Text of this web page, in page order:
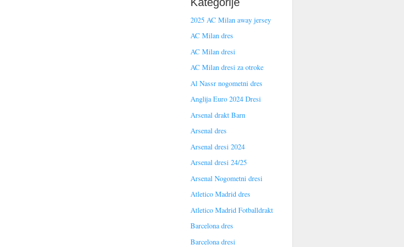
2025 AC Milan away jersey
AC Milan dres
AC Milan dresi
AC Milan dresi za otroke
Al Nassr nogometni dres
Anglija Euro 2024 Dresi
Arsenal drakt Barn
Arsenal dres
Arsenal dresi 2024
Arsenal dresi 24/25
Arsenal Nogometni dresi
Atletico Madrid dres
Atletico Madrid Fotballdrakt
Barcelona dres
Barcelona dresi